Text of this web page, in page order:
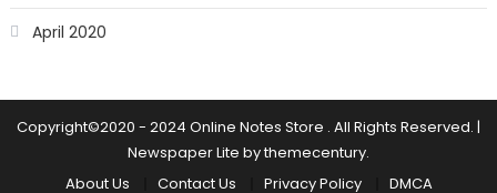
April 2020
Copyright©2020 - 2024 Online Notes Store . All Rights Reserved. |
Newspaper Lite bythemecentury.
About Us
Contact Us Privacy Policy DMCA